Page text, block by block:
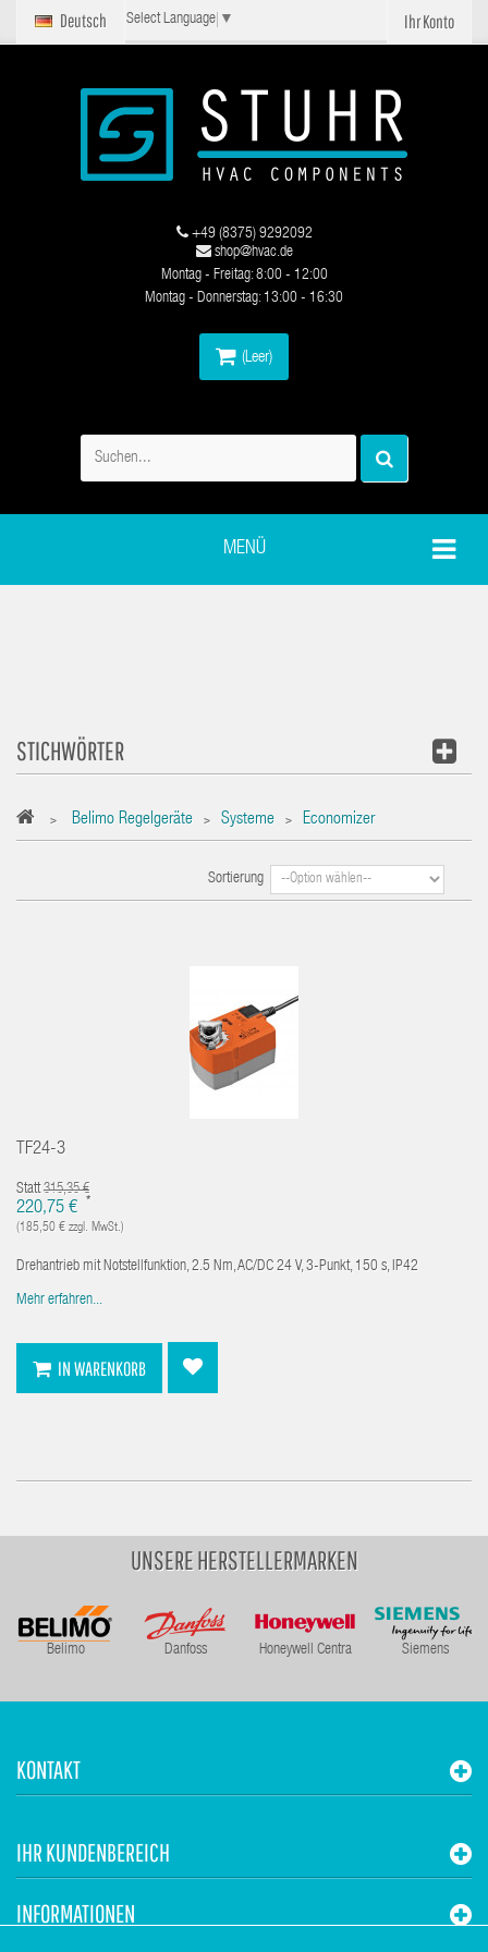
Ihr Konto
Deutsch Select Language ▼
(Leer)
+49 (8375) 9292092
shop@hvac.de
Montag - Freitag: 8:00 - 12:00
Montag - Donnerstag: 13:00 - 16:30
MENÜ
STICHWÖRTER
> Belimo Regelgeräte > Systeme > Economizer
Sortierung
TF24-3
Statt315,35 €
220,75 € *
(185,50 € zzgl. MwSt.)
Drehantrieb mit Notstellfunktion, 2.5 Nm, AC/DC 24 V, 3-Punkt, 150 s, IP42
Mehr erfahren...
IN WARENKORB
UNSERE HERSTELLERMARKEN
Belimo Danfoss Honeywell Centra Siemens
KONTAKT
IHR KUNDENBEREICH
INFORMATIONEN